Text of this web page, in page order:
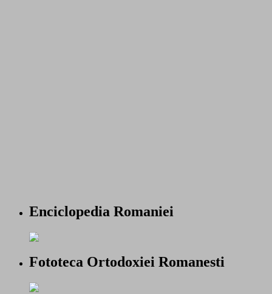
Enciclopedia Romaniei
Fototeca Ortodoxiei Romanesti